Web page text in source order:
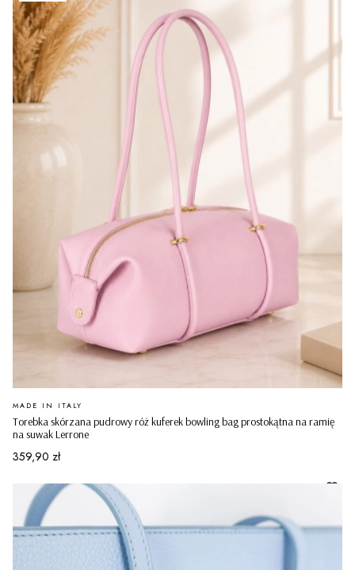
Torebka skórzana pudrowy róż kuferek bowling bag prostokątna na ramię
na suwak Lerrone
PRODUCENT
MADE IN ITALY
Cena
359,90 zł